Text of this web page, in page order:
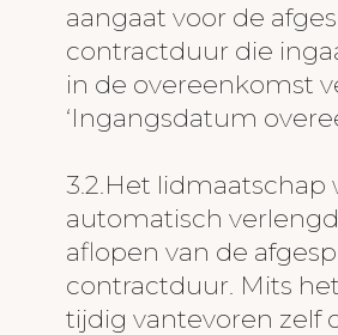
aangaat voor de
contractduur die
in de overeenkomst
‘Ingangsdatum
3.2.Het lidmaatschap
automatisch
aflopen van de
contractduur. Mits
tijdig vantevoren zelf